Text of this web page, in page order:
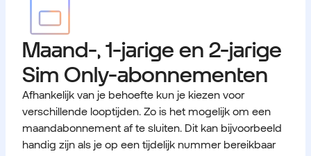
Maand-, 1-jarige en 2-jarige
Sim Only-abonnementen
Afhankelijk van je behoefte kun je kiezen voor
verschillende looptijden. Zo is het mogelijk om een
maandabonnement af te sluiten. Dit kan bijvoorbeeld
handig zijn als je op een tijdelijk nummer bereikbaar